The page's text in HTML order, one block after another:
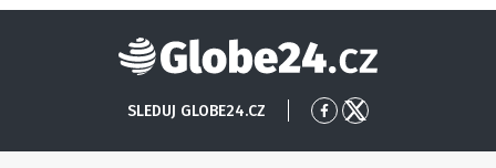
Globe24
SLEDUJ GLOBE24.CZ
PřejítPřejít